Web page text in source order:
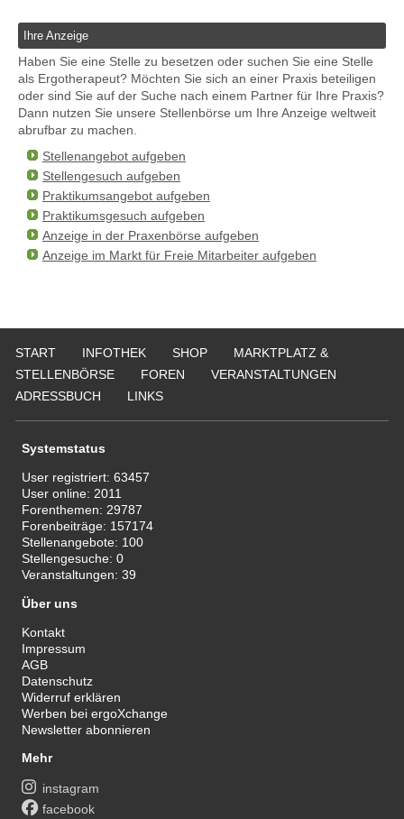
Ihre Anzeige
Haben Sie eine Stelle zu besetzen oder suchen Sie eine Stelle
als Ergotherapeut? Möchten Sie sich an einer Praxis beteiligen
oder sind Sie auf der Suche nach einem Partner für Ihre Praxis?
Dann nutzen Sie unsere Stellenbörse um Ihre Anzeige weltweit
abrufbar zu machen.
Stellenangebot aufgeben
Stellengesuch aufgeben
Praktikumsangebot aufgeben
Praktikumsgesuch aufgeben
Anzeige in der Praxenbörse aufgeben
Anzeige im Markt für Freie Mitarbeiter aufgeben
START INFOTHEK SHOP
MARKTPLATZ &
STELLENBÖRSE
FOREN
VERANSTALTUNGEN
ADRESSBUCH
LINKS
Systemstatus
User registriert:63457
User online: 2011
Forenthemen: 29787
Forenbeiträge: 157174
Stellenangebote: 100
Stellengesuche:0
Veranstaltungen:39
Über uns
Kontakt
Impressum
AGB
Datenschutz
Widerruf erklären
Werben bei ergoXchange
Newsletter abonnieren
Mehr
instagram
facebook